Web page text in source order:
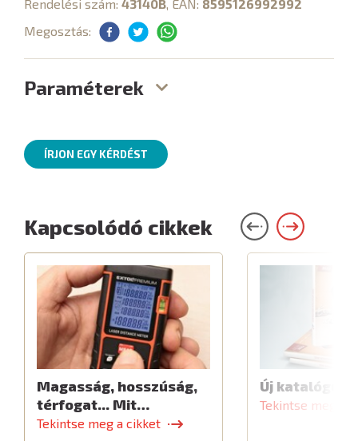
Rendelési szám: 43140B, EAN: 8595126992992
Megosztás:
Paraméterek
ÍRJON EGY KÉRDÉST
Kapcsolódó cikkek
Magasság, hosszúság,
térfogat... Mit…
Tekintse meg a cikket
Új katalógus
Tekintse meg a